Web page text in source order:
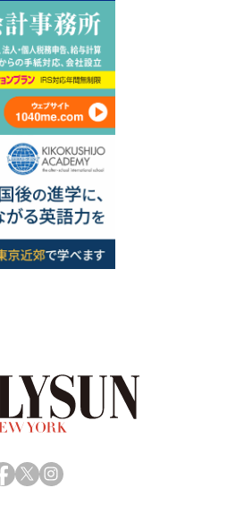
Facebook
X Instagram